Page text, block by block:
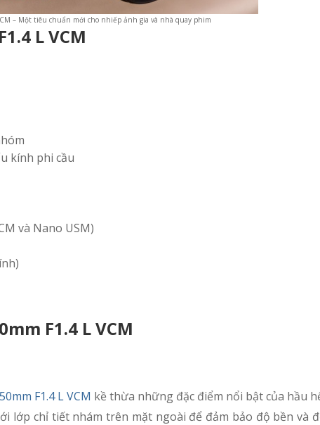
– Một tiêu chuẩn mới cho nhiếp ảnh gia và nhà quay phim
L VCM
kính phi cầu
và Nano USM)
F1.4 L VCM
F1.4 L VCM kề thừa những đặc điểm nổi bật của hầu
lớp chỉ tiết nhám trên mặt ngoài để đảm bảo độ bền và